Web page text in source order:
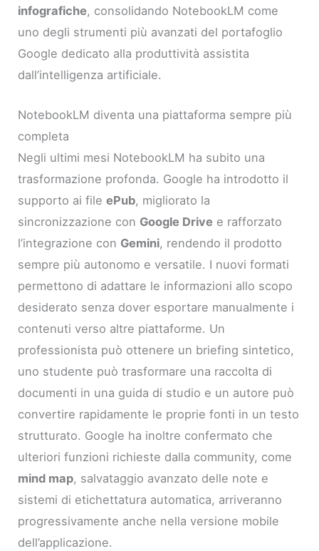
infografiche, consolidando NotebookLM come
uno degli strumenti più avanzati del portafoglio
Google dedicato alla produttività assistita
dall’intelligenza artificiale.
NotebookLM diventa una piattaforma sempre più
completa
Negli ultimi mesi NotebookLM ha subito una
trasformazione profonda. Google ha introdotto il
supporto ai fileePub, migliorato la
sincronizzazione con Google Drive e rafforzato
l’integrazione con Gemini, rendendo il prodotto
sempre più autonomo e versatile. I nuovi formati
permettono di adattare le informazioni allo scopo
desiderato senza dover esportare manualmente i
contenuti verso altre piattaforme. Un
professionista può ottenere un briefing sintetico,
uno studente può trasformare una raccolta di
documenti in una guida di studio e un autore può
convertire rapidamente le proprie fonti in un testo
strutturato. Google ha inoltre confermato che
ulteriori funzioni richieste dalla community, come
mind map, salvataggio avanzato delle note e
sistemi di etichettatura automatica, arriveranno
progressivamente anche nella versione mobile
dell’applicazione.